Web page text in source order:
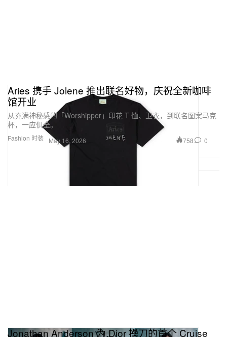
Fashion 时装
Aries 携手 Jolene 推出联名好物，庆祝全新咖啡
馆开业
从充满神秘感的「Worshipper」印花 T 恤、卫衣，到联名图案马克
杯，一应俱全。
May 16, 2026 758 0
Jonathan Anderson 为 Dior 操刀的首个 Cruise